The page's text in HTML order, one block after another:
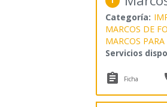
Categoría:
MARCOS DE
MARCOS
Servicios
 Ficha